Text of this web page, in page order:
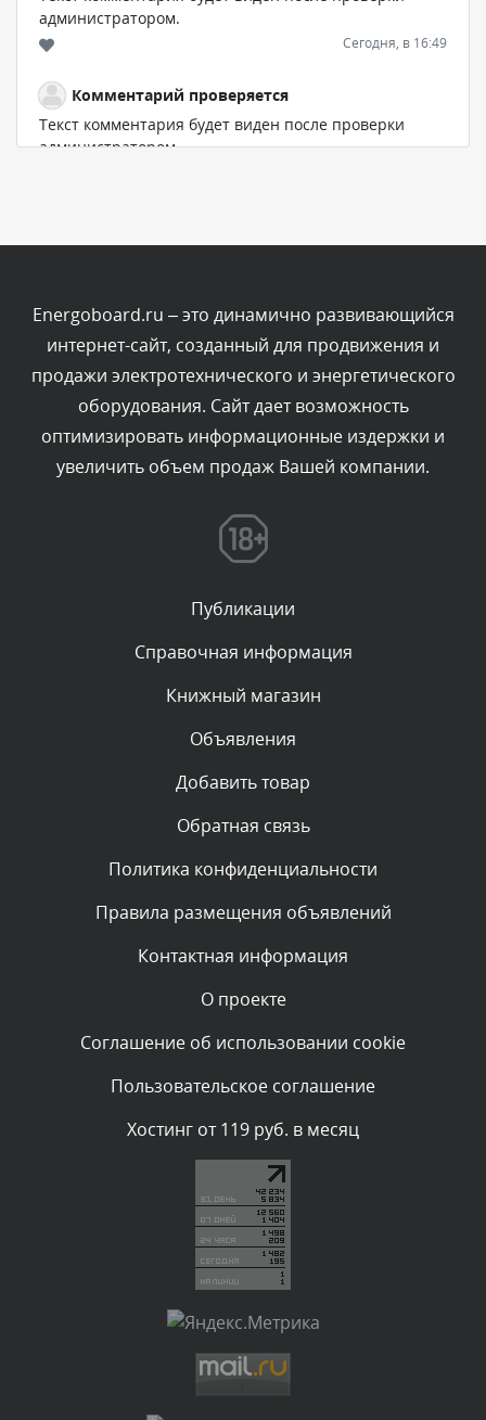
администратором.
Сегодня, в 16:49
Комментарий проверяется
Текст комментария будет виден после проверки
администратором.
Комментарий проверяется
Текст комментария будет виден после проверки
администратором.
Сегодня, в 11:47
Комментарий проверяется
Текст комментария будет виден после проверки
Комментарий проверяется
Текст комментария будет виден после проверки
администратором.
Комментарий проверяется
Текст комментария будет виден после проверки
администратором.
Комментарий проверяется
администратором.
Комментарий проверяется
администратором.
Комментарий проверяется
Текст комментария будет виден после проверки
Комментарий проверяется
Текст комментария будет виден после проверки
администратором.
Текст комментария будет виден после проверки
Energoboard.ru – это динамично развивающийся
интернет-сайт, созданный для продвижения и
продажи электротехнического и энергетического
оборудования. Сайт дает возможность
оптимизировать информационные издержки и
увеличить объем продаж Вашей компании.
Публикации
Справочная информация
Книжный магазин
Объявления
Добавить товар
Обратная связь
Политика конфиденциальности
Правила размещения объявлений
Контактная информация
О проекте
Соглашение об использовании cookie
Пользовательское соглашение
Хостинг от 119 руб. в месяц